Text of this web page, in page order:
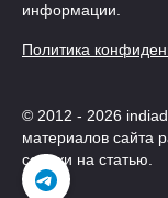
информации.
Политика
© 2012 - 2026
материалов сайта
ссылки на статью.